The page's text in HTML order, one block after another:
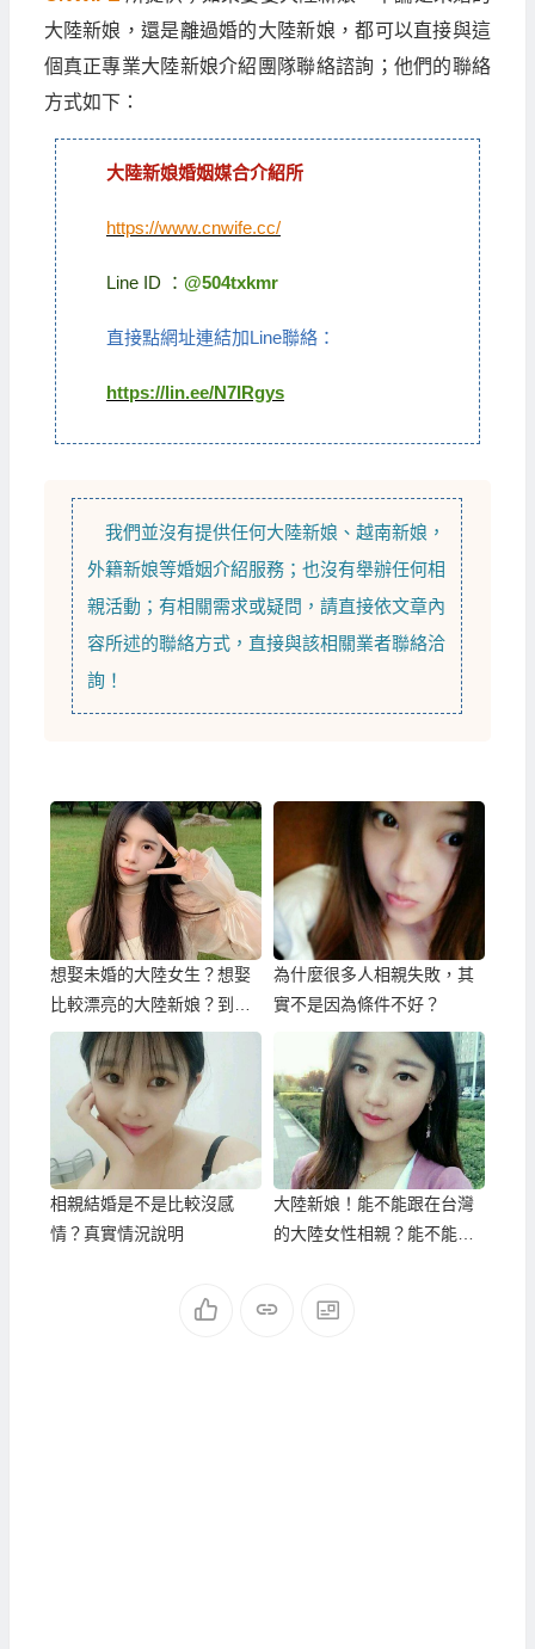
大陸新娘，還是離過婚的大陸新娘，都可以直接與這
個真正專業大陸新娘介紹團隊聯絡諮詢；他們的聯絡
方式如下：
大陸新娘婚姻媒合介紹所
https://www.cnwife.cc/
Line ID ： @504txkmr
直接點網址連結加Line聯絡：
https://lin.ee/N7IRgys
我們並沒有提供任何大陸新娘 、越南新娘 ，
外籍新娘等婚姻介紹服務；也沒有舉辦任何相
親活動；有相關需求或疑問，請直接依文章內
容所述的聯絡方式，直接與該相關業者聯絡洽
詢！
想娶未婚的大陸女生？想娶
比較漂亮的大陸新娘？到哈
爾濱比較容易！
為什麼很多人相親失敗，其
實不是因為條件不好？
相親結婚是不是比較沒感
情？真實情況說明
大陸新娘！能不能跟在台灣
的大陸女性相親？能不能安